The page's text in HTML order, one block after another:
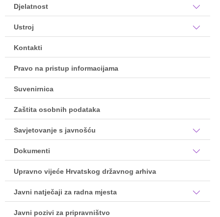
Djelatnost
Ustroj
Kontakti
Pravo na pristup informacijama
Suvenirnica
Zaštita osobnih podataka
Savjetovanje s javnošću
Dokumenti
Upravno vijeće Hrvatskog državnog arhiva
Javni natječaji za radna mjesta
Javni pozivi za pripravništvo